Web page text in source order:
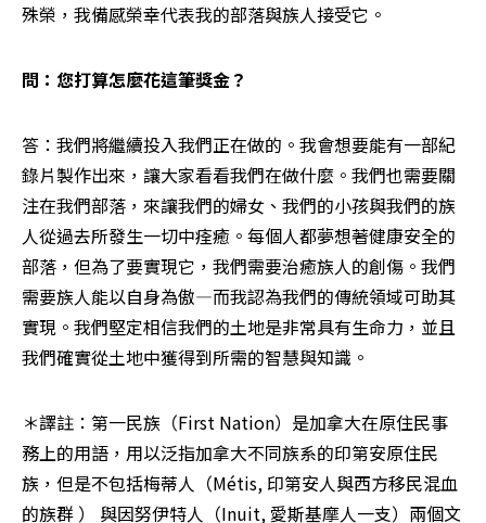
殊榮，我備感榮幸代表我的部落與族人接受它。
問：您打算怎麼花這筆獎金？
答：我們將繼續投入我們正在做的。我會想要能有一部紀
錄片製作出來，讓大家看看我們在做什麼。我們也需要關
注在我們部落，來讓我們的婦女、我們的小孩與我們的族
人從過去所發生一切中痊癒。每個人都夢想著健康安全的
部落，但為了要實現它，我們需要治癒族人的創傷。我們
需要族人能以自身為傲—而我認為我們的傳統領域可助其
實現。我們堅定相信我們的土地是非常具有生命力，並且
我們確實從土地中獲得到所需的智慧與知識。
＊譯註：第一民族（First Nation）是加拿大在原住民事
務上的用語，用以泛指加拿大不同族系的印第安原住民
族，但是不包括梅蒂人（Métis, 印第安人與西方移民混血
的族群 ） 與因努伊特人（Inuit, 愛斯基摩人一支）兩個文